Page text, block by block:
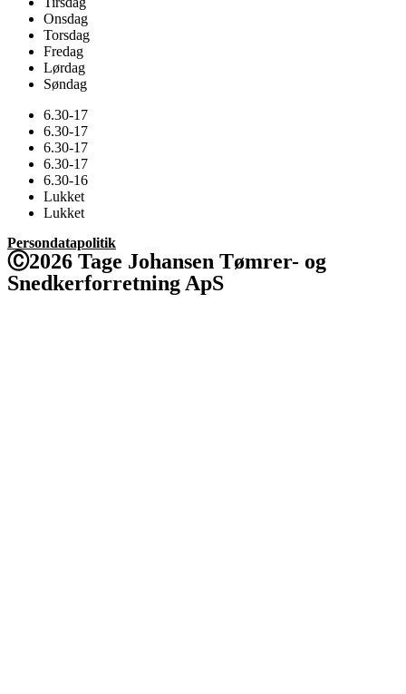
Onsdag
Torsdag
Fredag
Lørdag
Søndag
6.30-17
6.30-17
6.30-17
6.30-17
6.30-16
Lukket
Lukket
Persondatapolitik
Ⓒ2026 Tage Johansen Tømrer- og
Snedkerforretning ApS